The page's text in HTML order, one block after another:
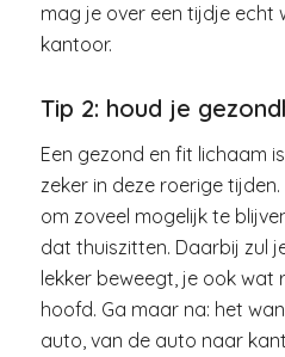
mag je over een tijdje echt
kantoor.
Tip 2: houd je
Een gezond en fit lichaam
zeker in deze roerige
om zoveel mogelijk te
dat thuiszitten. Daarbij zul
lekker beweegt, je ook wat
hoofd. Ga maar na: het
auto, van de auto naar